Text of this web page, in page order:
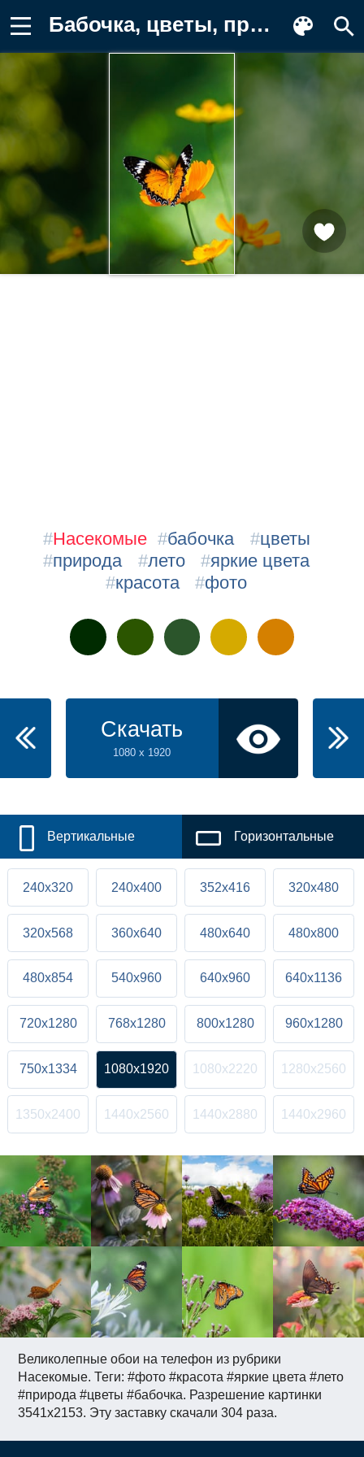
Бабочка, цветы, природа, лето, яркие Картинка
Великолепные обои на телефон из рубрики
Насекомые. Теги: #фото #красота #яркие цвета #лето
#природа #цветы #бабочка. Разрешение картинки
3541x2153. Эту заставку скачали 304 раза.
#Насекомые #бабочка #цветы
#природа #лето #яркие цвета
#красота #фото
Скачать
1080 x 1920
Вертикальные Горизонтальные
240x320 240x400 352x416 320x480
320x568 360x640 480x640 480x800
480x854 540x960 640x960 640x1136
720x1280 768x1280 800x1280 960x1280
750x1334 1080x1920 1080x2220 1280x2560
1350x2400 1440x2560 1440x2880 1440x2960